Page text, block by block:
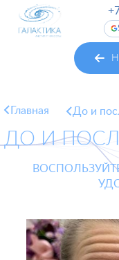
Главная До и
ДО И